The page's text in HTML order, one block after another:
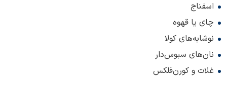
اسفناج
چای یا قهوه
نوشابه‌های کولا
نان‌های سبوس‌دار
غلات و کورن‌فلکس